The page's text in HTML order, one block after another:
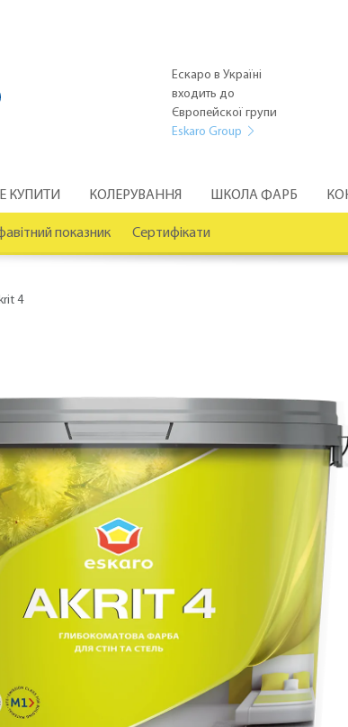
Ескаро в Україні
входить до
Європейскої групи
Eskaro Group
КУПИТИ КОЛЕРУВАННЯ ШКОЛА ФАРБ
показник Сертифікати
4